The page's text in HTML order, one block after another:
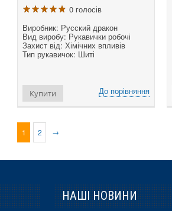
0 голосів
Виробник: Русский дракон
Вид виробу: Рукавички робочі
Захист від: Хімічних впливів
Тип рукавичок: Шиті
До порівняння
Купити
1 2 →
НАШІ НОВИНИ